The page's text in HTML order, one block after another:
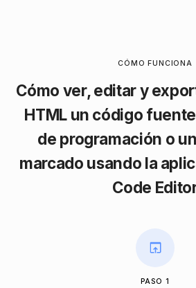
CÓMO FUNCIONA
Cómo ver, editar y
HTML un código
de programación o
marcado usando la
Code
PASO 1